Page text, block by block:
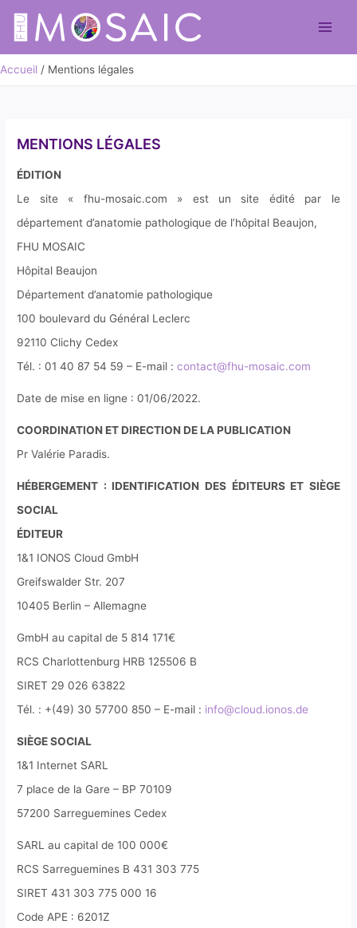
Accueil Mentions légales
MENTIONS LÉGALES
ÉDITION
Le site « fhu-mosaic.com » est un site édité par le
département d’anatomie pathologique de l’hôpital Beaujon,
FHU MOSAIC
Hôpital Beaujon
Département d’anatomie pathologique
100 boulevard du Général Leclerc
92110 Clichy Cedex
Tél. : 01 40 87 54 59 – E-mail :contact@fhu-mosaic.com
Date de mise en ligne : 01/06/2022.
COORDINATION ET DIRECTION DE LA PUBLICATION
Pr Valérie Paradis.
HÉBERGEMENT : IDENTIFICATION DES ÉDITEURS ET SIÈGE
SOCIAL
ÉDITEUR
1&1 IONOS Cloud GmbH
Greifswalder Str. 207
10405 Berlin – Allemagne
GmbH au capital de 5 814 171€
RCS Charlottenburg HRB 125506 B
SIRET 29 026 63822
Tél. : +(49) 30 57700 850 – E-mail : info@cloud.ionos.de
SIÈGE SOCIAL
1&1 Internet SARL
7 place de la Gare – BP 70109
57200 Sarreguemines Cedex
SARL au capital de 100 000€
RCS Sarreguemines B 431 303 775
SIRET 431 303 775 000 16
Code APE : 6201Z